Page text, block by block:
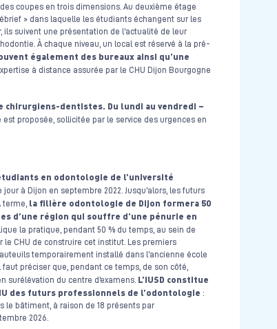
coupes en trois dimensions. Au deuxième étage
» dans laquelle les étudiants échangent sur les
ils suivent une présentation de l’actualité de leur
À chaque niveau, un local est réservé à la pré-
également des bureaux ainsi qu’une
à distance assurée par le CHU Dijon Bourgogne
chirurgiens-dentistes. Du lundi au vendredi –
proposée, sollicitée par le service des urgences en
en odontologie de l’université
à Dijon en septembre 2022. Jusqu’alors, les futurs
la filière odontologie de Dijon formera 50
d’une région qui souffre d’une pénurie en
la pratique, pendant 50 % du temps, au sein de
le CHU de construire cet institut. Les premiers
temporairement installé dans l’ancienne école
préciser que, pendant ce temps, de son côté,
surélévation du centre d’examens. L’IUSD constitue
des futurs professionnels de l’odontologie :
bâtiment, à raison de 18 présents par
2026.